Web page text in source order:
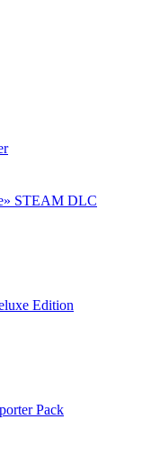
STEAM DLC
Edition
Pack